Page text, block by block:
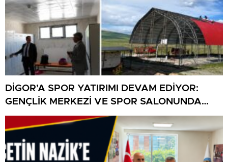
DİGOR’A SPOR YATIRIMI DEVAM EDİYOR:
GENÇLİK MERKEZİ VE SPOR SALONUNDA
SONA YAKLAŞILDI